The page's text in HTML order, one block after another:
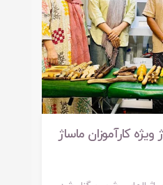
ویژه کارآموزان ماساژ